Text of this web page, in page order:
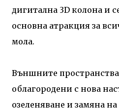
дигитална 3D колона и
основна атракция за
мола.
Външните
облагородени с нова
озеленяване и замяна